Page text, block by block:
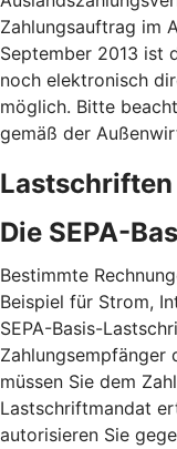
Zahlungsauftrag im
September 2013 ist
noch elektronisch
möglich. Bitte
gemäß der
Lastschriften
Die SEPA-
Bestimmte
Beispiel für Strom,
SEPA-Basis-
Zahlungsempfänger
müssen Sie dem
Lastschriftmandat
autorisieren Sie